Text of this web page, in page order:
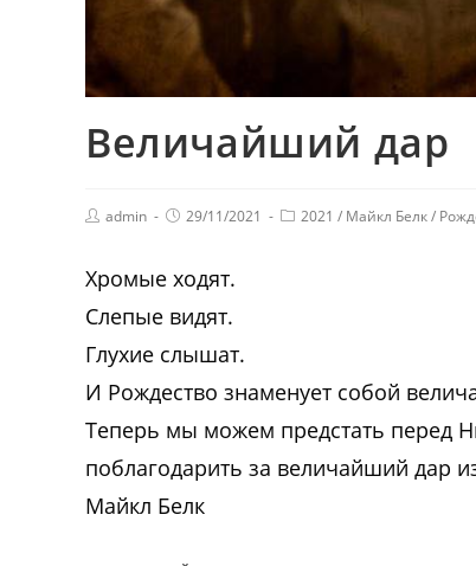
Величайший дар
admin 29/11/2021 2021 / Майкл Белк/
Хромые ходят.
Слепые видят.
Глухие слышат.
И Рождество знаменует собой
Теперь мы можем предстать перед
поблагодарить за величайший дар
Майкл Белк